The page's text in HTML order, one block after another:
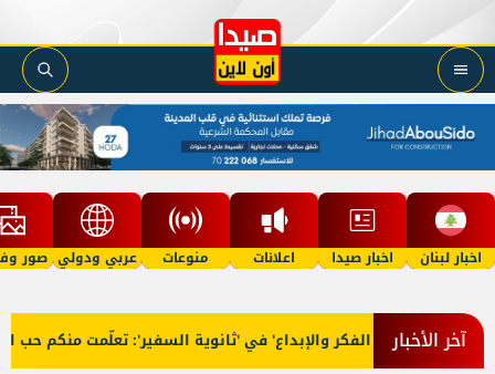
اخبار لبنان اخبار صيدا اعلانات منوعات عربي ودولي صور
آخر الأخبار
تخرّج 'فوج الفكر والإبداع' في 'ثانوية السفير': تعلّمت منكم حب